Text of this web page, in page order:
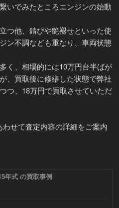
いでみたところエンジンの始動
つ他、錆びや艶褪せといった使
ン不調なども重なり、車両状態
く、相場的には10万円台半ばが
、買取後に修繕した状態で弊社
つ、18万円で買取させていただ
せて査定内容の詳細をご案内
年式 の買取事例